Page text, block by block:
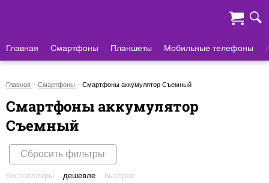
Главная Смартфоны Планшеты Мобильные телефоны
Главная Смартфоны Смартфоны аккумулятор Съемный
Смартфоны аккумулятор
Съемный
Сбросить фильтры
бестселлеры дешевле быстрее